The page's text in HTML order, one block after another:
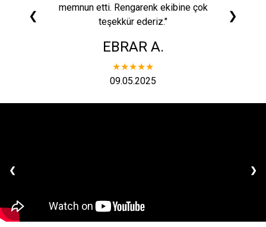
❮
memnun etti. Rengarenk ekibine çok
teşekkür ederiz."
EBRAR A.
★★★★★
09.05.2025
❯
❮ ❯